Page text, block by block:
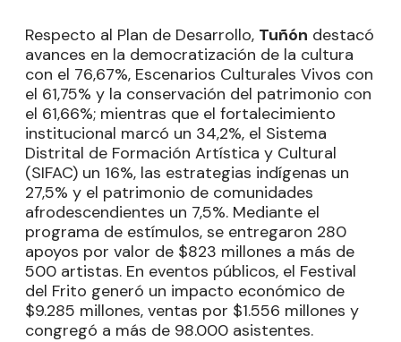
Respecto al Plan de Desarrollo, Tuñón destacó
avances en la democratización de la cultura
con el 76,67%, Escenarios Culturales Vivos con
el 61,75% y la conservación del patrimonio con
el 61,66%; mientras que el fortalecimiento
institucional marcó un 34,2%, el Sistema
Distrital de Formación Artística y Cultural
(SIFAC) un 16%, las estrategias indígenas un
27,5% y el patrimonio de comunidades
afrodescendientes un 7,5%. Mediante el
programa de estímulos, se entregaron 280
apoyos por valor de $823 millones a más de
500 artistas. En eventos públicos, el Festival
del Frito generó un impacto económico de
$9.285 millones, ventas por $1.556 millones y
congregó a más de 98.000 asistentes.